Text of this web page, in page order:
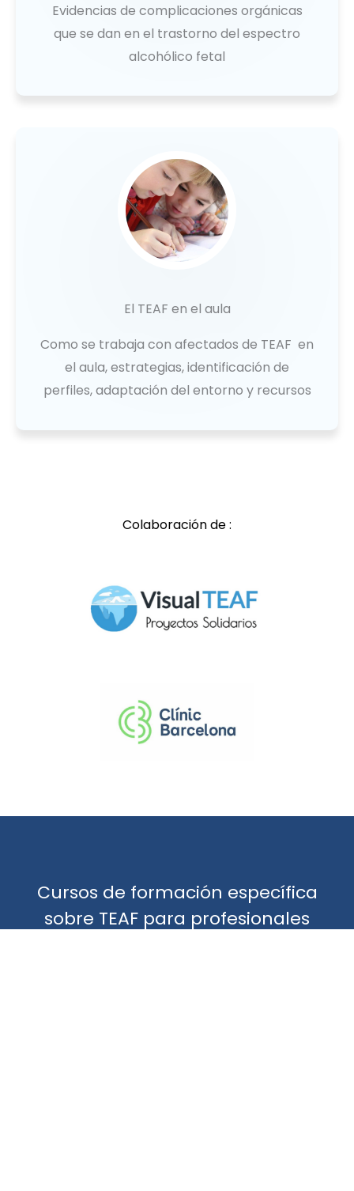
Evidencias de complicaciones orgánicas
que se dan en el trastorno del espectro
alcohólico fetal
El TEAF en el aula
Como se trabaja con afectados de TEAF en
el aula, estrategias, identificación de
perfiles, adaptación del entorno y recursos
Colaboración de :
Cursos de formación específica
sobre TEAF para profesionales